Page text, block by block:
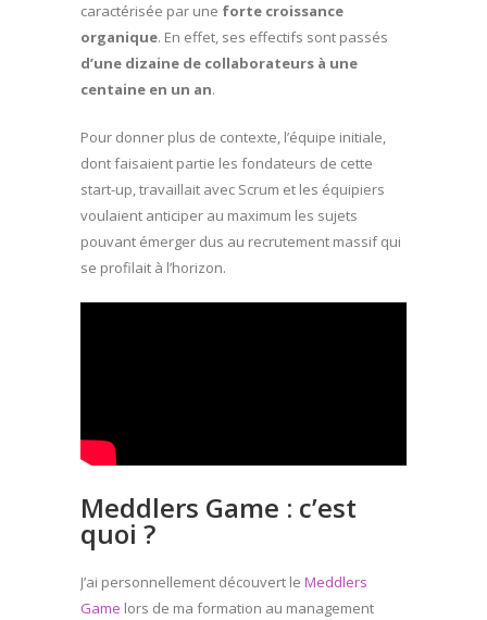
caractérisée par une forte croissance
organique. En effet, ses effectifs sont passés
d’une dizaine de collaborateurs à une
centaine en un an.
Pour donner plus de contexte, l’équipe initiale,
dont faisaient partie les fondateurs de cette
start-up, travaillait avec Scrum et les équipiers
voulaient anticiper au maximum les sujets
pouvant émerger dus au recrutement massif qui
se profilait à l’horizon.
Meddlers Game : c’est
quoi ?
J’ai personnellement découvert le Meddlers
Game lors de ma formation au management